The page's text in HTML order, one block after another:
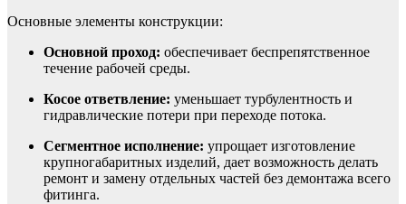
Основные элементы конструкции:
Основной проход: обеспечивает беспрепятственное
течение рабочей среды.
Косое ответвление: уменьшает турбулентность и
гидравлические потери при переходе потока.
Сегментное исполнение: упрощает изготовление
крупногабаритных изделий, дает возможность делать
ремонт и замену отдельных частей без демонтажа всего
фитинга.